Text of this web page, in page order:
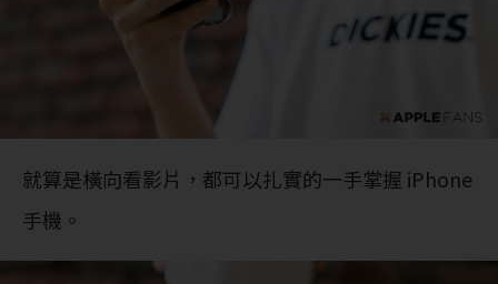
就算是橫向看影片，都可以扎實的一手掌握 iPhone
手機。